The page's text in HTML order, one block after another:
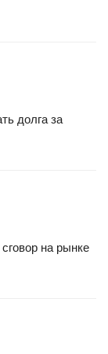
долга за
на рынке